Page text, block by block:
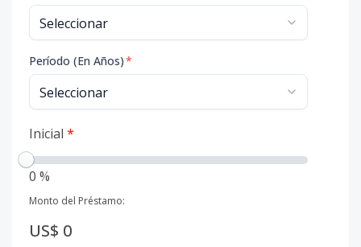
Período (En Años)*
Inicial *
0 %
Monto del Préstamo:
US$ 0